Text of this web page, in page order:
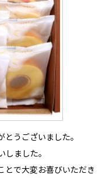
とうございました。
しました。
とで大変お喜びいただき